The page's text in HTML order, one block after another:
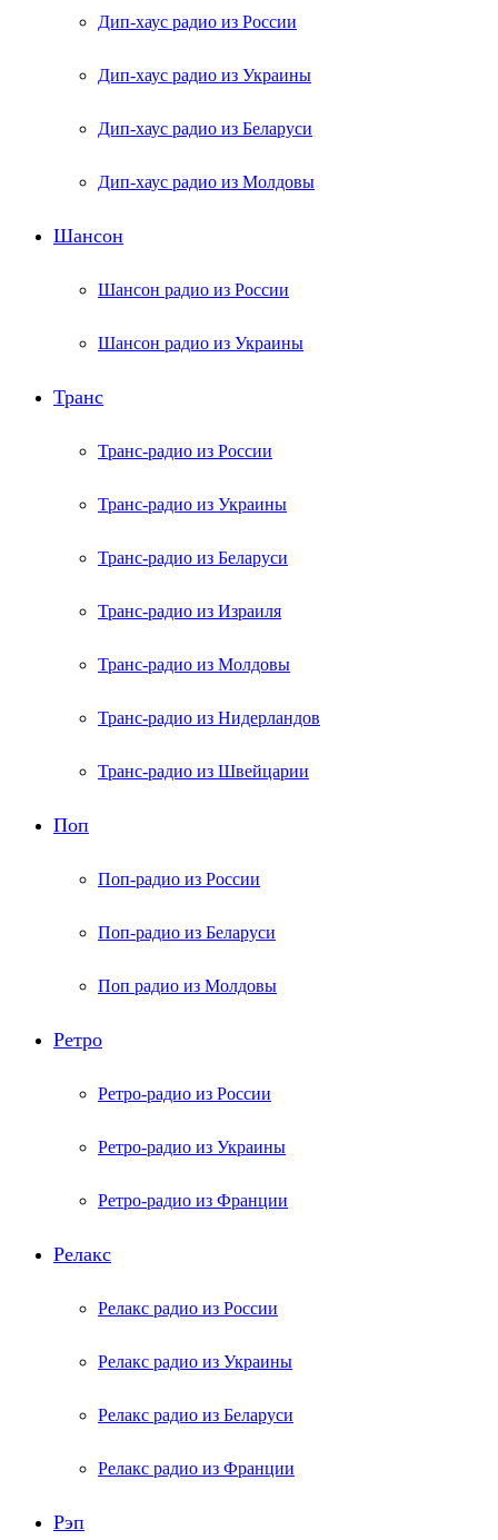
Дип-хаус радио из России
Дип-хаус радио из Украины
Дип-хаус радио из Беларуси
Дип-хаус радио из Молдовы
Шансон
Шансон радио из России
Шансон радио из Украины
Транс
Транс-радио из России
Транс-радио из Украины
Транс-радио из Беларуси
Транс-радио из Израиля
Транс-радио из Молдовы
Транс-радио из Нидерландов
Транс-радио из Швейцарии
Поп
Поп-радио из России
Поп-радио из Беларуси
Поп радио из Молдовы
Ретро
Ретро-радио из России
Ретро-радио из Украины
Ретро-радио из Франции
Релакс
Релакс радио из России
Релакс радио из Украины
Релакс радио из Беларуси
Релакс радио из Франции
Рэп